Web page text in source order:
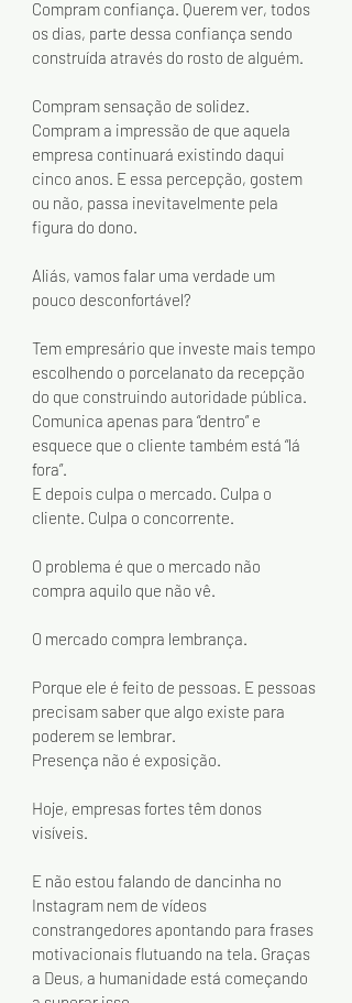
Compram confiança. Querem ver, todos
os dias, parte dessa confiança sendo
construída através do rosto de alguém.
Compram sensação de solidez.
Compram a impressão de que aquela
empresa continuará existindo daqui
cinco anos. E essa percepção, gostem
ou não, passa inevitavelmente pela
figura do dono.
Aliás, vamos falar uma verdade um
pouco desconfortável?
Tem empresário que investe mais tempo
escolhendo o porcelanato da recepção
do que construindo autoridade pública.
Comunica apenas para “dentro” e
esquece que o cliente também está “lá
fora”.
E depois culpa o mercado. Culpa o
cliente. Culpa o concorrente.
O problema é que o mercado não
compra aquilo que não vê.
O mercado compra lembrança.
Porque ele é feito de pessoas. E pessoas
precisam saber que algo existe para
poderem se lembrar.
Presença não é exposição.
Hoje, empresas fortes têm donos
visíveis.
E não estou falando de dancinha no
Instagram nem de vídeos
constrangedores apontando para frases
motivacionais flutuando na tela. Graças
a Deus, a humanidade está começando